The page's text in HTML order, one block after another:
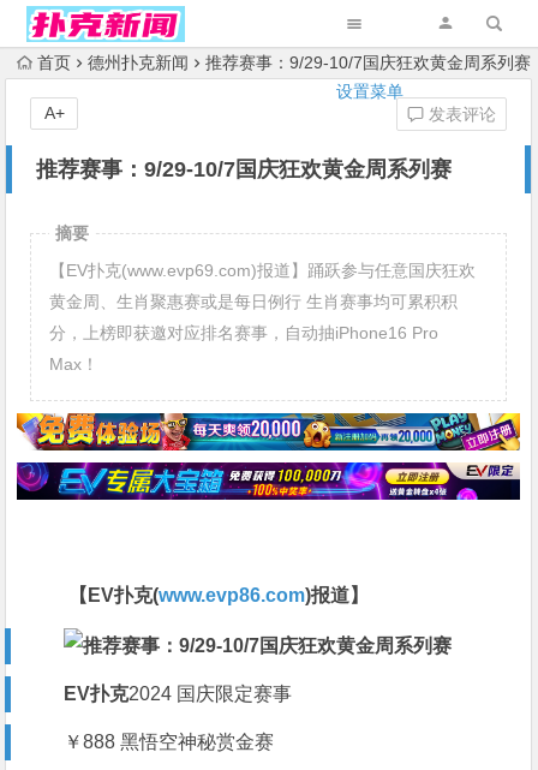
设置菜单
首页 德州扑克新闻 推荐赛事：9/29-10/7国庆狂欢黄金周系列赛
推荐赛事：9/29-10/7国庆狂欢黄金周系列赛
发表评论
A+
摘要
【EV扑克(www.evp69.com)报道】踊跃参与任意国庆狂欢
黄金周、生肖聚惠赛或是每日例行 生肖赛事均可累积积
分，上榜即获邀对应排名赛事，自动抽iPhone16 Pro
Max！
【EV扑克(www.evp86.com)报道】
EV扑克2024 国庆限定赛事
￥888 黑悟空神秘赏金赛